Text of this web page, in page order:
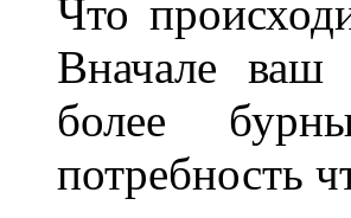
Что
Вначале ваш
более
потребность